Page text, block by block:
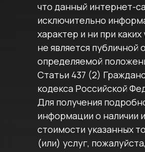
что данный интернет-
исключительно
характер и ни при каких
не является публичной
определяемой
Статьи 437 (2)
кодекса Российской
Для получения
информации о наличии и
стоимости указанных
(или) услуг, пожалуйста,